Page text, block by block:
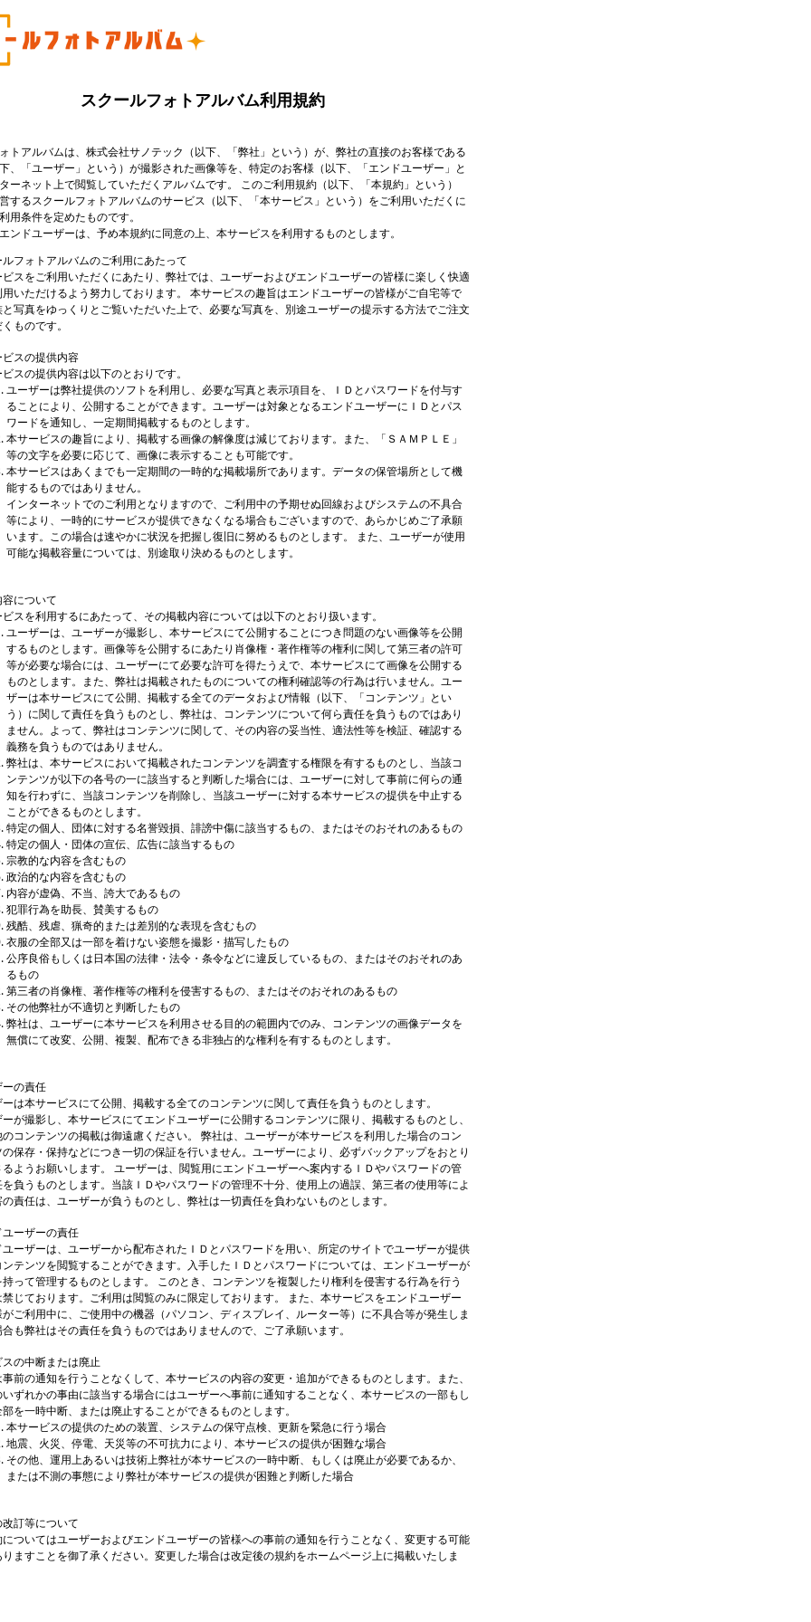
スクールフォトアルバム利用規約
トアルバムは、株式会社サノテック（以下、「弊社」という）が、弊社の直接のお客様である
、「ユーザー」という）が撮影された画像等を、特定のお客様（以下、「エンドユーザー」と
ーネット上で閲覧していただくアルバムです。 このご利用規約（以下、「本規約」という）
するスクールフォトアルバムのサービス（以下、「本サービス」という）をご利用いただくに
用条件を定めたものです。
ンドユーザーは、予め本規約に同意の上、本サービスを利用するものとします。
ルフォトアルバムのご利用にあたって
スをご利用いただくにあたり、弊社では、ユーザーおよびエンドユーザーの皆様に楽しく快適
用いただけるよう努力しております。 本サービスの趣旨はエンドユーザーの皆様がご自宅等で
写真をゆっくりとご覧いただいた上で、必要な写真を、別途ユーザーの提示する方法でご注文
ものです。
スの提供内容
スの提供内容は以下のとおりです。
ユーザーは弊社提供のソフトを利用し、必要な写真と表示項目を、ＩＤとパスワードを付与す
ることにより、公開することができます。ユーザーは対象となるエンドユーザーにＩＤとパス
ワードを通知し、一定期間掲載するものとします。
本サービスの趣旨により、掲載する画像の解像度は減じております。また、「ＳＡＭＰＬＥ」
等の文字を必要に応じて、画像に表示することも可能です。
本サービスはあくまでも一定期間の一時的な掲載場所であります。データの保管場所として機
能するものではありません。
インターネットでのご利用となりますので、ご利用中の予期せぬ回線およびシステムの不具合
等により、一時的にサービスが提供できなくなる場合もございますので、あらかじめご了承願
います。この場合は速やかに状況を把握し復旧に努めるものとします。 また、ユーザーが使用
可能な掲載容量については、別途取り決めるものとします。
について
スを利用するにあたって、その掲載内容については以下のとおり扱います。
ユーザーは、ユーザーが撮影し、本サービスにて公開することにつき問題のない画像等を公開
するものとします。画像等を公開するにあたり肖像権・著作権等の権利に関して第三者の許可
等が必要な場合には、ユーザーにて必要な許可を得たうえで、本サービスにて画像を公開する
ものとします。また、弊社は掲載されたものについての権利確認等の行為は行いません。ユー
ザーは本サービスにて公開、掲載する全てのデータおよび情報（以下、「コンテンツ」とい
う）に関して責任を負うものとし、弊社は、コンテンツについて何ら責任を負うものではあり
ません。よって、弊社はコンテンツに関して、その内容の妥当性、適法性等を検証、確認する
義務を負うものではありません。
弊社は、本サービスにおいて掲載されたコンテンツを調査する権限を有するものとし、当該コ
ンテンツが以下の各号の一に該当すると判断した場合には、ユーザーに対して事前に何らの通
知を行わずに、当該コンテンツを削除し、当該ユーザーに対する本サービスの提供を中止する
ことができるものとします。
特定の個人、団体に対する名誉毀損、誹謗中傷に該当するもの、またはそのおそれのあるもの
特定の個人・団体の宣伝、広告に該当するもの
宗教的な内容を含むもの
政治的な内容を含むもの
内容が虚偽、不当、誇大であるもの
犯罪行為を助長、賛美するもの
残酷、残虐、猟奇的または差別的な表現を含むもの
衣服の全部又は一部を着けない姿態を撮影・描写したもの
公序良俗もしくは日本国の法律・法令・条令などに違反しているもの、またはそのおそれのあ
るもの
第三者の肖像権、著作権等の権利を侵害するもの、またはそのおそれのあるもの
その他弊社が不適切と判断したもの
弊社は、ユーザーに本サービスを利用させる目的の範囲内でのみ、コンテンツの画像データを
無償にて改変、公開、複製、配布できる非独占的な権利を有するものとします。
の責任
は本サービスにて公開、掲載する全てのコンテンツに関して責任を負うものとします。
が撮影し、本サービスにてエンドユーザーに公開するコンテンツに限り、掲載するものとし、
のコンテンツの掲載は御遠慮ください。 弊社は、ユーザーが本サービスを利用した場合のコン
保存・保持などにつき一切の保証を行いません。ユーザーにより、必ずバックアップをおとり
るようお願いします。 ユーザーは、閲覧用にエンドユーザーへ案内するＩＤやパスワードの管
負うものとします。当該ＩＤやパスワードの管理不十分、使用上の過誤、第三者の使用等によ
の責任は、ユーザーが負うものとし、弊社は一切責任を負わないものとします。
ーザーの責任
ーザーは、ユーザーから配布されたＩＤとパスワードを用い、所定のサイトでユーザーが提供
テンツを閲覧することができます。入手したＩＤとパスワードについては、エンドユーザーが
って管理するものとします。 このとき、コンテンツを複製したり権利を侵害する行為を行う
禁じております。ご利用は閲覧のみに限定しております。 また、本サービスをエンドユーザー
ご利用中に、ご使用中の機器（パソコン、ディスプレイ、ルーター等）に不具合等が発生しま
合も弊社はその責任を負うものではありませんので、ご了承願います。
の中断または廃止
前の通知を行うことなくして、本サービスの内容の変更・追加ができるものとします。また、
いずれかの事由に該当する場合にはユーザーへ事前に通知することなく、本サービスの一部もし
部を一時中断、または廃止することができるものとします。
本サービスの提供のための装置、システムの保守点検、更新を緊急に行う場合
地震、火災、停電、天災等の不可抗力により、本サービスの提供が困難な場合
その他、運用上あるいは技術上弊社が本サービスの一時中断、もしくは廃止が必要であるか、
または不測の事態により弊社が本サービスの提供が困難と判断した場合
訂等について
ついてはユーザーおよびエンドユーザーの皆様への事前の通知を行うことなく、変更する可能
ますことを御了承ください。変更した場合は改定後の規約をホームページ上に掲載いたしま